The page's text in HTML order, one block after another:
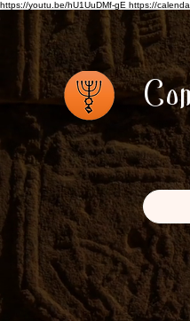
https://youtu.be/hU1UuDMf-gE https://